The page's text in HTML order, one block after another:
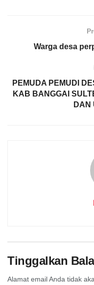
Warga desa
PEMUDA PEMUDI
KAB BANGGAI
DAN
Tinggalkan
Alamat email Anda tidak